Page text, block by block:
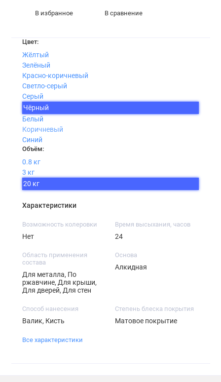
В избранное В сравнение
Цвет:
Жёлтый
Зелёный
Красно-коричневый
Светло-серый
Серый
Чёрный
Белый
Коричневый
Синий
Объём:
0.8 кг
3 кг
20 кг
Характеристики
Возможность колеровки
Нет
Время высыхания, часов
24
Область применения
состава
Для металла, По
ржавчине, Для крыши,
Для дверей, Для стен
Основа
Алкидная
Способ нанесения
Валик, Кисть
Степень блеска покрытия
Матовое покрытие
Все характеристики